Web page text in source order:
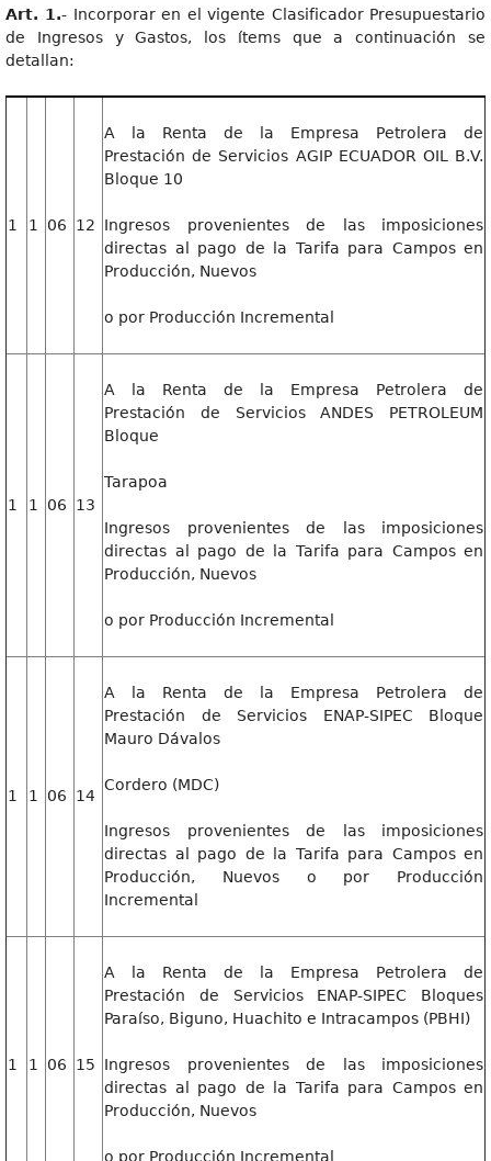
Art. 1.- Incorporar en el vigente Clasificador Presupuestario
de Ingresos y Gastos, los ítems que a continuación se
detallan:
1 1 06 12
A la Renta de la Empresa Petrolera de
Prestación de Servicios AGIP ECUADOR OIL B.V.
Bloque 10
Ingresos provenientes de las imposiciones
directas al pago de la Tarifa para Campos en
Producción, Nuevos
o por Producción Incremental
1 1 06 13
A la Renta de la Empresa Petrolera de
Prestación de Servicios ANDES PETROLEUM
Bloque
Tarapoa
Ingresos provenientes de las imposiciones
directas al pago de la Tarifa para Campos en
Producción, Nuevos
o por Producción Incremental
1 1 06 14
A la Renta de la Empresa Petrolera de
Prestación de Servicios ENAP-SIPEC Bloque
Mauro Dávalos
Cordero (MDC)
Ingresos provenientes de las imposiciones
directas al pago de la Tarifa para Campos en
Producción, Nuevos o por Producción
Incremental
1 1 06 15
A la Renta de la Empresa Petrolera de
Prestación de Servicios ENAP-SIPEC Bloques
Paraíso, Biguno, Huachito e Intracampos (PBHI)
Ingresos provenientes de las imposiciones
directas al pago de la Tarifa para Campos en
Producción, Nuevos
o por Producción Incremental